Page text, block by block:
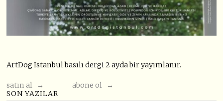
ArtDog Istanbul basılı dergi 2 ayda bir yayımlanır.
satın al →
abone ol →
SON YAZILAR